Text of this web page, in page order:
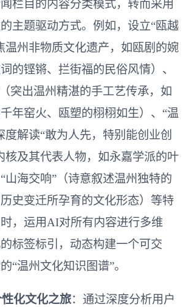
栏目的内容分类模式，转而采用
主题驱动方式。例如，设立“瓯越
温州非物质文化遗产，如瓯剧的婉
的铿锵、拦街福的民俗风情）、
突出温州精湛的手工艺传承，如
年窑火、瓯塑的栩栩如生）、“温
度解读“敢为人先，特别能创业创
核及其代表人物，如永嘉学派的叶
山海交响”（诗意叙述温州独特的
史变迁所孕育的文化形态）等特
，运用AI对所有内容进行多维
标签标引，动态构建一个可交
“温州文化知识图谱”。
化文化之旅：通过深度分析用户